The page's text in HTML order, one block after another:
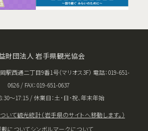
財団法人 岩手県観光協会
駅西通二丁目9番1号（マリオス3F） 電話：019-651-
0626 / FAX：019-651-0637
〜17:15 / 休業日：土･日･祝、年末年始
いて観光統計（岩手県のサイトへ移動します。）
についてシンボルマークについて